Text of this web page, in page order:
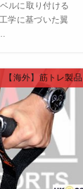
ルに取り付ける
学に基づいた翼
【海外】筋トレ製品